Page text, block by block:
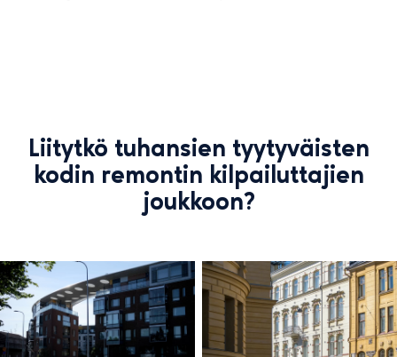
Liitytkö tuhansien tyytyväisten
kodin remontin kilpailuttajien
joukkoon?